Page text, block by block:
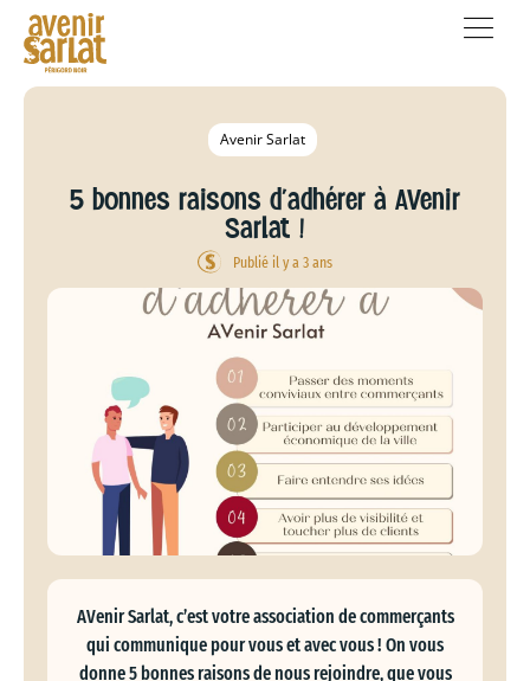
Avenir Sarlat
5 bonnes raisons d’adhérer à AVenir
Sarlat !
Publié il y a 3 ans
AVenir Sarlat, c’est votre association de commerçants
qui communique pour vous et avec vous ! On vous
donne 5 bonnes raisons de nous rejoindre, que vous